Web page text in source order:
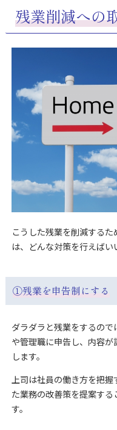
残業削減への
こうした残業を削減する
は、どんな対策を行えばい
①残業を申告制にする
ダラダラと残業をするの
や管理職に申告し、内容
します。
上司は社員の働き方を把
た業務の改善策を提案す
す。